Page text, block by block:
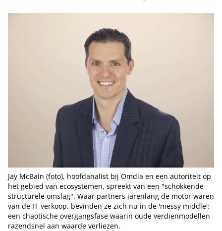
Jay McBain (foto), hoofdanalist bij Omdia en een autoriteit op
het gebied van ecosystemen, spreekt van een "schokkende
structurele omslag". Waar partners jarenlang de motor waren
van de IT-verkoop, bevinden ze zich nu in de 'messy middle':
een chaotische overgangsfase waarin oude verdienmodellen
razendsnel aan waarde verliezen.